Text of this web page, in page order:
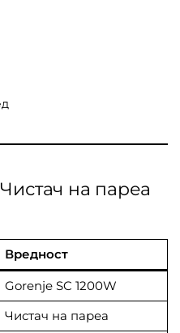
на пареа
Вредност
Gorenje SC 1200W
Чистач на пареа